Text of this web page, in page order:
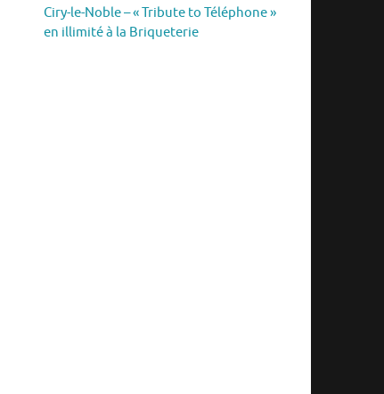
Ciry-le-Noble – « Tribute to Téléphone »
en illimité à la Briqueterie